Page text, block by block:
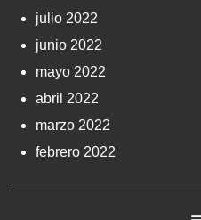
julio 2022
junio 2022
mayo 2022
abril 2022
marzo 2022
febrero 2022